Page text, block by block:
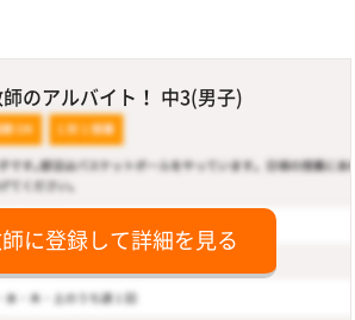
のアルバイト！ 中3(男子)
に登録して詳細を見る